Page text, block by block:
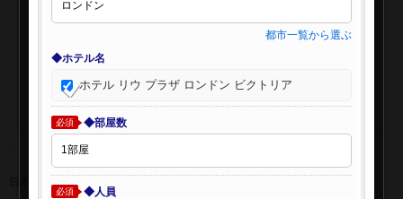
日本旅行 トップ
都市一覧から選ぶ
◆ホテル名
ホテル リウ プラザ ロンドン ビクトリア
必須 ◆部屋数
必須
◆人員